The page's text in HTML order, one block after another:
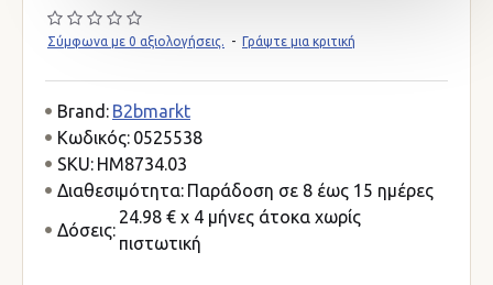
Σύμφωνα με 0 αξιολογήσεις. - Γράψτε μια κριτική
Brand: B2bmarkt
Κωδικός: 0525538
SKU: HM8734.03
Διαθεσιμότητα: Παράδοση σε 8 έως 15 ημέρες
Δόσεις:
24.98 € x 4 μήνες άτοκα χωρίς
πιστωτική